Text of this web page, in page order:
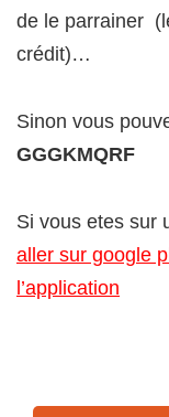
de le parrainer
crédit)…
Sinon vous
GGGKMQRF
Si vous etes sur
aller sur google
l’application